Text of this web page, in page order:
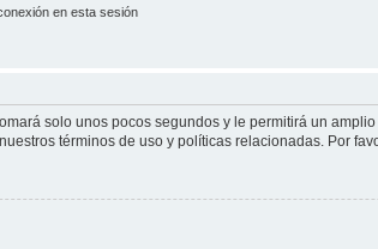
en esta sesión
solo unos pocos segundos y le permitirá un
términos de uso y políticas relacionadas. Por